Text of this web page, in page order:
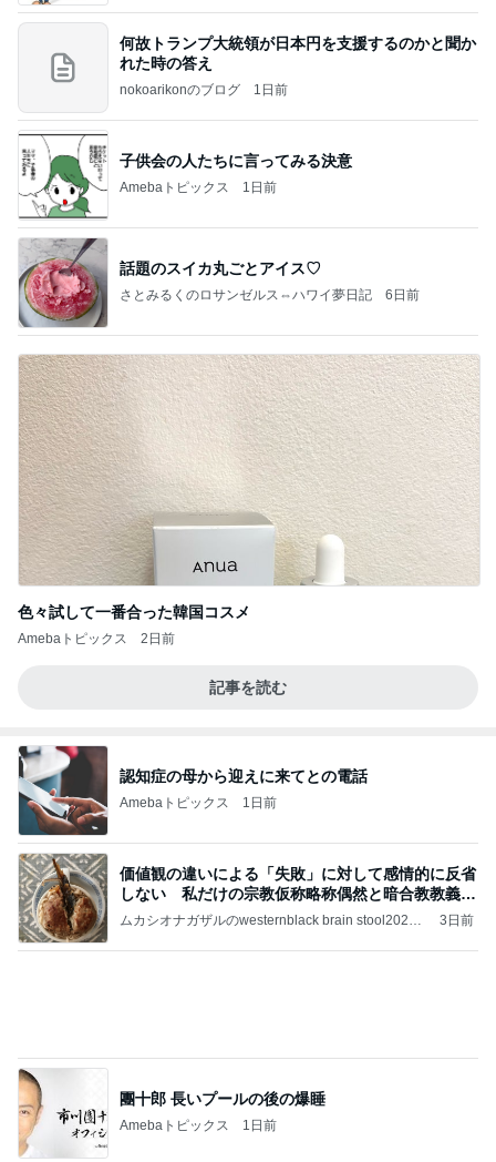
何故トランプ大統領が日本円を支援するのかと聞か
れた時の答え
nokoarikonのブログ 1日前
子供会の人たちに言ってみる決意
Amebaトピックス 1日前
話題のスイカ丸ごとアイス♡
さとみるくのロサンゼルス⇔ハワイ夢日記 6日前
色々試して一番合った韓国コスメ
Amebaトピックス 2日前
記事を読む
認知症の母から迎えに来てとの電話
Amebaトピックス 1日前
価値観の違いによる「失敗」に対して感情的に反省
しない 私だけの宗教仮称略称偶然と暗合教教義候
補
ムカシオナガザルのwesternblack brain stool2024
ガザル
3日前
團十郎 長いプールの後の爆睡
Amebaトピックス 1日前